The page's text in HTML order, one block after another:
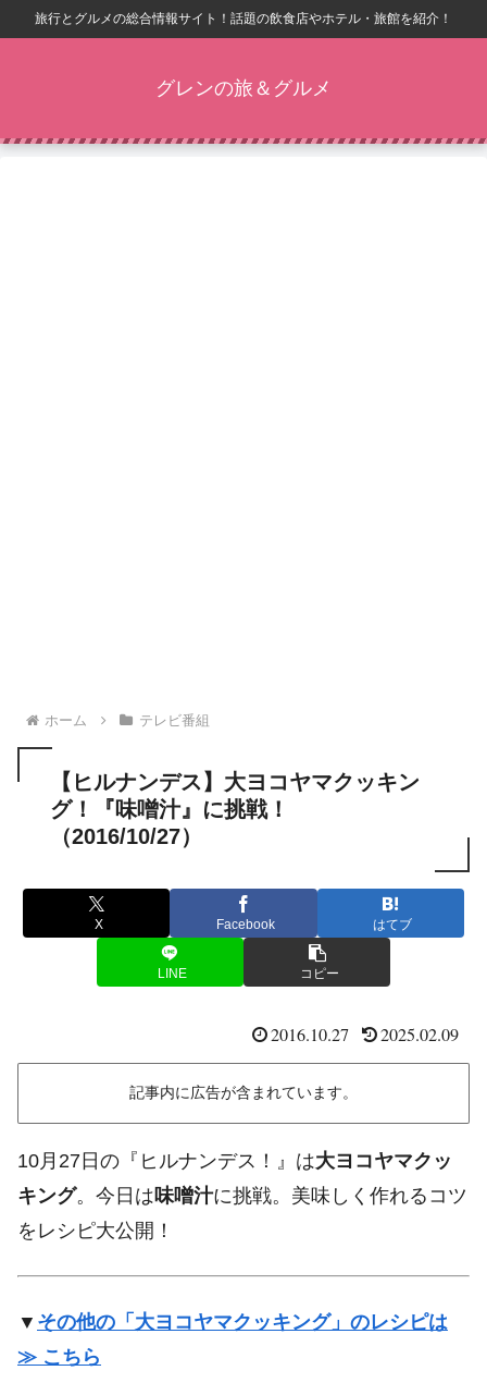
旅行とグルメの総合情報サイト！話題の飲食店やホテル・旅館を紹介！
グレンの旅＆グルメ
ホーム テレビ番組
【ヒルナンデス】大ヨコヤマクッキン
グ！『味噌汁』に挑戦！
（2016/10/27）
X Facebook はてブ
LINE コピー
2016.10.27 2025.02.09
記事内に広告が含まれています。
10月27日の『ヒルナンデス！』は大ヨコヤマクッ
キング。今日は味噌汁に挑戦。美味しく作れるコツ
をレシピ大公開！
▼ その他の「大ヨコヤマクッキング」のレシピは
≫ こちら